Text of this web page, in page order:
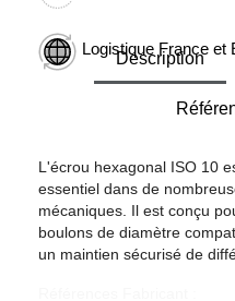
Logistique France et
Description
L'écrou hexagonal ISO 10
essentiel dans de
mécaniques. Il est conçu
boulons de diamètre
un maintien sécurisé de